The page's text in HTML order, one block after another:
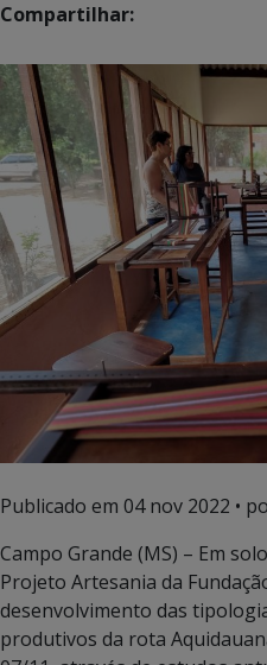
Compartilhar:
Publicado em 04 nov 2022 •
Campo Grande (MS) – Em
Projeto Artesania da
desenvolvimento das
produtivos da rota